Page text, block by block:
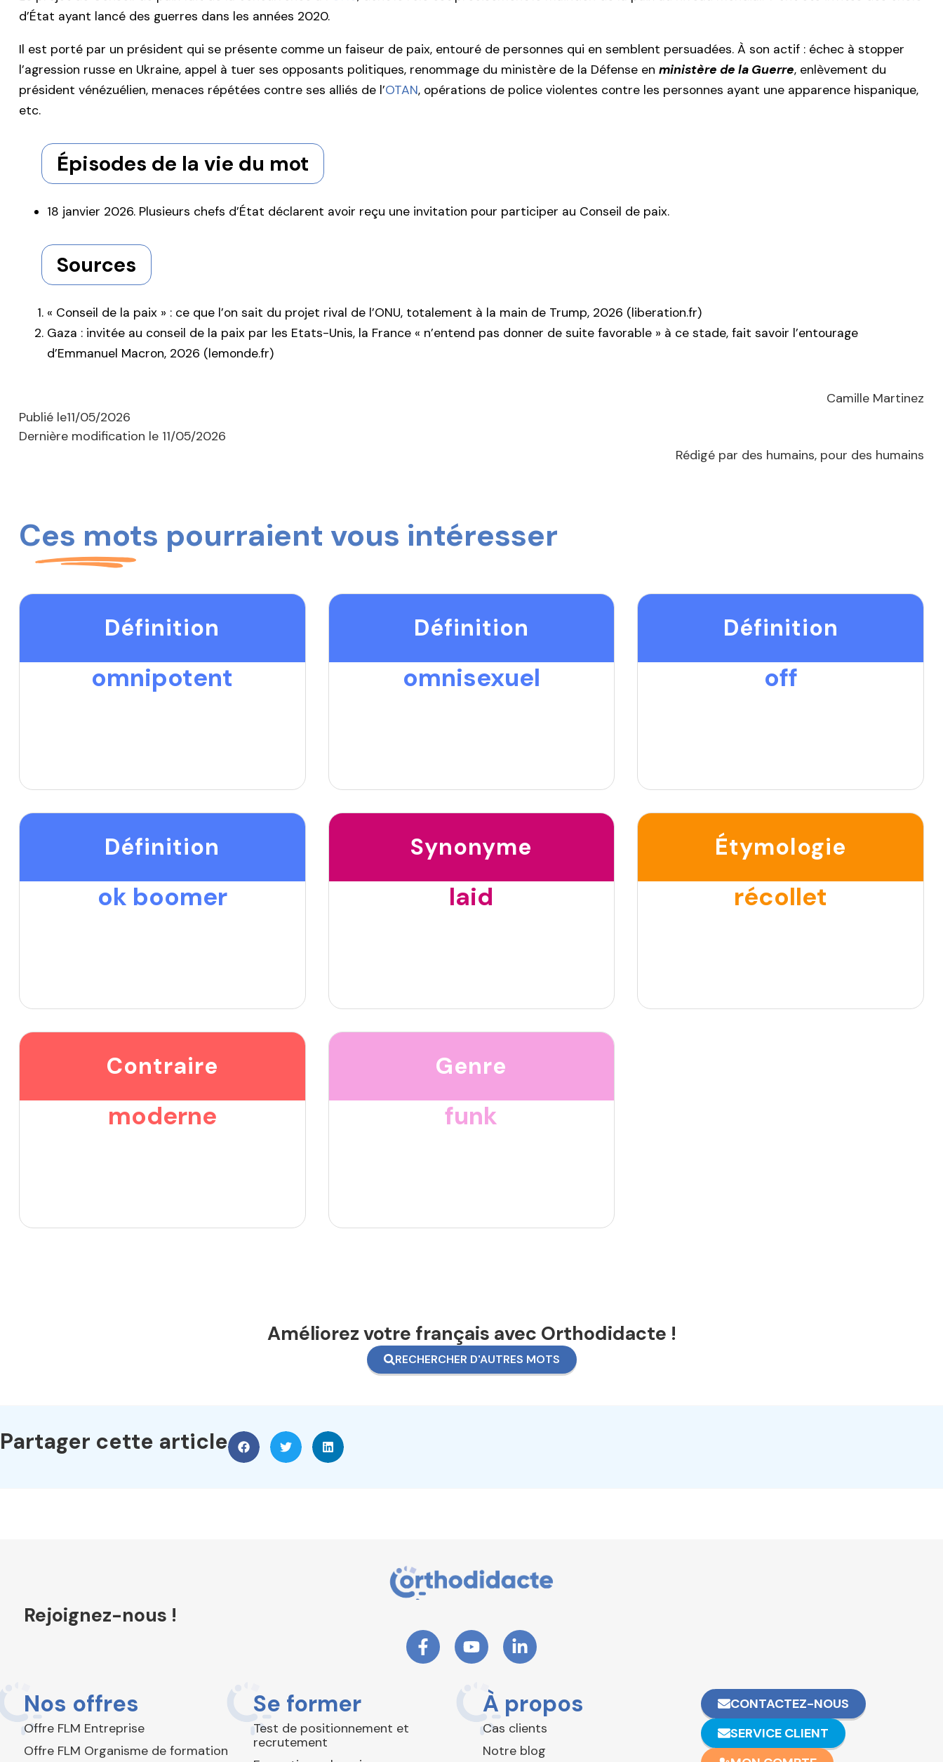
d’État ayant lancé des guerres dans les années 2020.
Il est porté par un président qui se présente comme un faiseur de paix, entouré de personnes qui en semblent persuadées. À son actif : échec à stopper
l’agression russe en Ukraine, appel à tuer ses opposants politiques, renommage du ministère de la Défense en ministère de la Guerre, enlèvement du
président vénézuélien, menaces répétées contre ses alliés de l’OTAN, opérations de police violentes contre les personnes ayant une apparence hispanique,
etc.
Épisodes de la vie du mot
18 janvier 2026. Plusieurs chefs d’État déclarent avoir reçu une invitation pour participer au Conseil de paix.
Sources
« Conseil de la paix » : ce que l’on sait du projet rival de l’ONU, totalement à la main de Trump, 2026 (liberation.fr)
Gaza : invitée au conseil de la paix par les Etats-Unis, la France « n’entend pas donner de suite favorable » à ce stade, fait savoir l’entourage
d’Emmanuel Macron, 2026 (lemonde.fr)
Camille Martinez
Publié le11/05/2026
Dernière modification le 11/05/2026
Rédigé par des humains, pour des humains
Ces mots pourraient vous intéresser
Définition
omnipotent
Définition
omnisexuel
Définition
off
Définition
ok boomer
Synonyme
laid
Étymologie
récollet
Contraire
moderne
Genre
funk
Améliorez votre français avec Orthodidacte !
RECHERCHER D'AUTRES MOTS
Partager cette article
Rejoignez-nous !
Nos offres
Offre FLM Entreprise
Offre FLM Organisme de formation
Se former
Test de positionnement et
recrutement
À propos
Cas clients
Notre blog
CONTACTEZ-NOUS
SERVICE CLIENT